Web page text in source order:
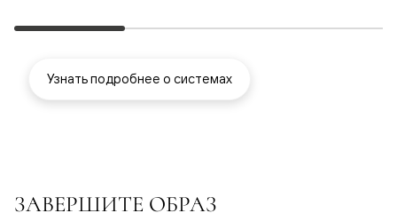
Узнать подробнее о системах
ЗАВЕРШИТЕ ОБРАЗ